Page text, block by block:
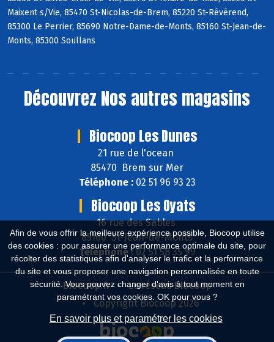
Afin de vous offrir la meilleure expérience possible, Biocoop utilise
des cookies : pour assurer une performance optimale du site, pour
récolter des statistiques afin d'analyser le trafic et la performance
du site et vous proposer une navigation personnalisée en toute
sécurité. Vous pouvez changer d'avis à tout moment en
paramétrant vos cookies. OK pour vous ?
En savoir plus et paramétrer les cookies
Maixent s/Vie, 85470 St-Nicolas-de-Brem, 85220 St-Révérend,
85300 Le Perrier, 85690 Notre-Dame-de-Monts, 85160 St-Jean-de-
Monts, 85300 Soullans
Découvrez Nos autres magasins
Biocoop Les Dunes
21 rue de l'ocean
85470 Brem sur Mer
Téléphone :02 51 96 93 23
Biocoop Les Oyats
16 rue des Sables
85160 St-Jean-de-Monts
Téléphone :02 51 58 35 99
Biocoop.fr
Le réseau Biocoop
Copyright Biocoop 2026